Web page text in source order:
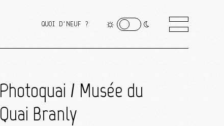
QUOI D’NEUF ?
Photoquai / Musée du
Quai Branly